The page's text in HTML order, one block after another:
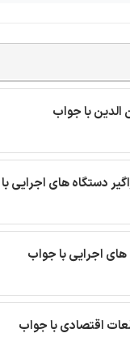
با جواب
دستگاه های اجرایی
اجرایی با جواب
اقتصادی با جواب